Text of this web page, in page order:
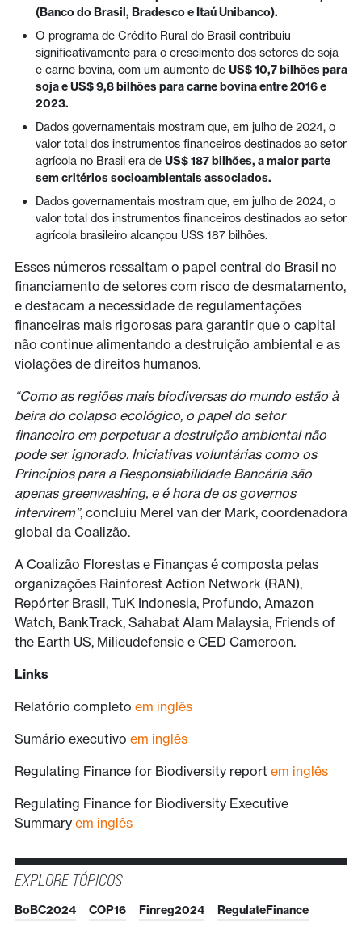
(Banco do Brasil, Bradesco e Itaú Unibanco).
O programa de Crédito Rural do Brasil contribuiu
significativamente para o crescimento dos setores de soja
e carne bovina, com um aumento de US$ 10,7 bilhões para
soja e US$ 9,8 bilhões para carne bovina entre 2016 e
2023.
Dados governamentais mostram que, em julho de 2024, o
valor total dos instrumentos financeiros destinados ao setor
agrícola no Brasil era de US$ 187 bilhões, a maior parte
sem critérios socioambientais associados.
Dados governamentais mostram que, em julho de 2024, o
valor total dos instrumentos financeiros destinados ao setor
agrícola brasileiro alcançou US$ 187 bilhões.
Esses números ressaltam o papel central do Brasil no
financiamento de setores com risco de desmatamento,
e destacam a necessidade de regulamentações
financeiras mais rigorosas para garantir que o capital
não continue alimentando a destruição ambiental e as
violações de direitos humanos.
“Como as regiões mais biodiversas do mundo estão à
beira do colapso ecológico, o papel do setor
financeiro em perpetuar a destruição ambiental não
pode ser ignorado. Iniciativas voluntárias como os
Princípios para a Responsiabilidade Bancária são
apenas greenwashing, e é hora de os governos
intervirem”, concluiu Merel van der Mark, coordenadora
global da Coalizão.
A Coalizão Florestas e Finanças é composta pelas
organizações Rainforest Action Network (RAN),
Repórter Brasil, TuK Indonesia, Profundo, Amazon
Watch, BankTrack, Sahabat Alam Malaysia, Friends of
the Earth US, Milieudefensie e CED Cameroon.
Links
Relatório completo em inglês
Sumário executivo em inglês
Regulating Finance for Biodiversity report em inglês
Regulating Finance for Biodiversity Executive
Summary em inglês
EXPLORE TÓPICOS
BoBC2024 COP16 Finreg2024 RegulateFinance